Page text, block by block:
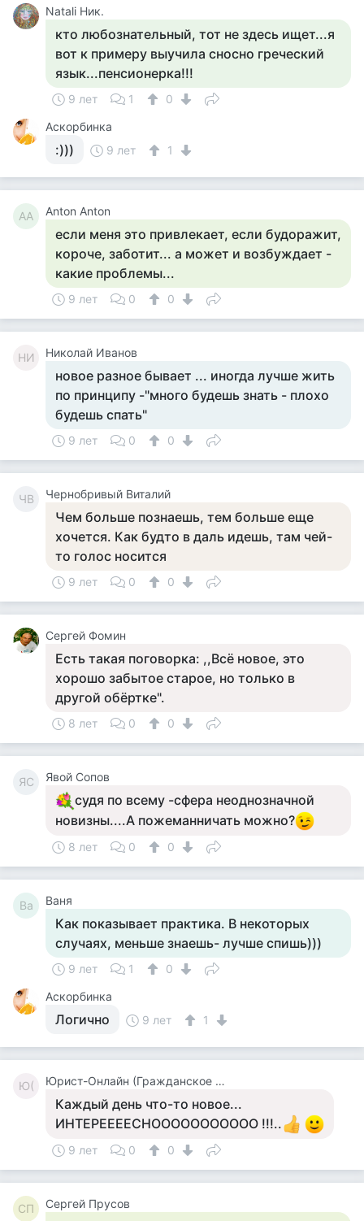
Natali Ник.
кто любознательный, тот не здесь ищет...я
вот к примеру выучила сносно греческий
язык...пенсионерка!!!
9 лет 1
0
Аскорбинка
:))) 9 лет 1
AA Anton Anton
если меня это привлекает, если будоражит,
короче, заботит... а может и возбуждает -
какие проблемы...
9 лет 0 0
НИ Николай Иванов
новое разное бывает ... иногда лучше жить
по принципу -"много будешь знать - плохо
будешь спать"
9 лет 0 0
ЧВ Чернобривый Виталий
Чем больше познаешь, тем больше еще
хочется. Как будто в даль идешь, там чей-
то голос носится
9 лет 0 0
Сергей Фомин
Есть такая поговорка: ,,Всё новое, это
хорошо забытое старое, но только в
другой обёртке".
8 лет 0 0
ЯС Явой Сопов
судя по всему -сфера неоднозначной
новизны....А пожеманничать можно?
8 лет 0 0
Ва Ваня
Как показывает практика. В некоторых
случаях, меньше знаешь- лучше спишь)))
9 лет 1
0
Аскорбинка
Логично 9 лет 1
Ю( Юрист-Онлайн (Гражданское Право)
Каждый день что-то новое...
ИНТЕРЕЕЕЕСНООООООООООО !!!..
9 лет 0 0
СП Сергей Прусов